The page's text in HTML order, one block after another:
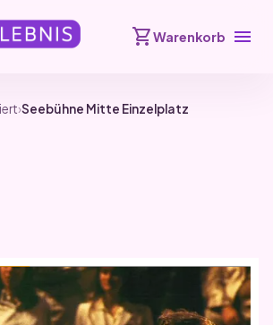
shopping_cartWarenkorb menu
›Seebühne Mitte Einzelplatz